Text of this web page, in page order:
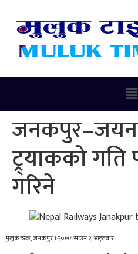
ट्र्याकको
गरिने
मुलुक डेस्क, जनकपुर । २०७८साउन २, आइतबार